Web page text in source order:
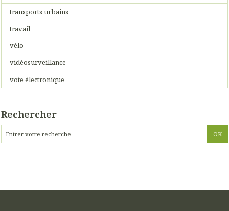
transports urbains
travail
vélo
vidéosurveillance
vote électronique
Rechercher